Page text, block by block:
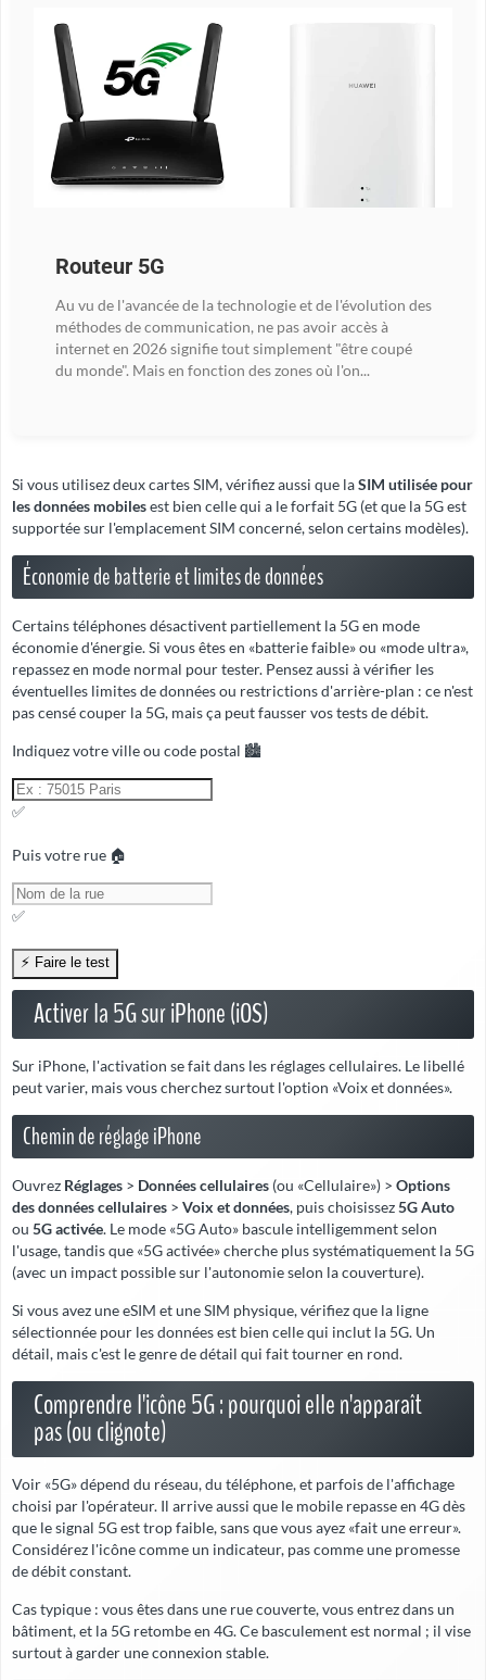
Routeur 5G
Au vu de l'avancée de la technologie et de l'évolution des
méthodes de communication, ne pas avoir accès à
internet en 2026 signifie tout simplement "être coupé
du monde". Mais en fonction des zones où l'on...
Si vous utilisez deux cartes SIM, vérifiez aussi que laSIM utilisée pour
les données mobilesest bien celle qui a le forfait 5G (et que la 5G est
supportée sur l'emplacement SIM concerné, selon certains modèles).
Économie de batterie et limites de données
Certains téléphones désactivent partiellement la 5G en mode
économie d'énergie. Si vous êtes en «batterie faible» ou «mode ultra»,
repassez en mode normal pour tester. Pensez aussi à vérifier les
éventuelles limites de données ou restrictions d'arrière-plan : ce n'est
pas censé couper la 5G, mais ça peut fausser vos tests de débit.
Indiquez votre ville ou code postal 🏙️
✅
Puis votre rue 🏠
✅
Activer la 5G sur iPhone (iOS)
Sur iPhone, l'activation se fait dans les réglages cellulaires. Le libellé
peut varier, mais vous cherchez surtout l'option «Voix et données».
Chemin de réglage iPhone
Ouvrez Réglages > Données cellulaires (ou «Cellulaire») > Options
des données cellulaires > Voix et données, puis choisissez5G Auto
ou 5G activée. Le mode «5G Auto» bascule intelligemment selon
l'usage, tandis que «5G activée» cherche plus systématiquement la 5G
(avec un impact possible sur l'autonomie selon la couverture).
Si vous avez une eSIM et une SIM physique, vérifiez que la ligne
sélectionnée pour les données est bien celle qui inclut la 5G. Un
détail, mais c'est le genre de détail qui fait tourner en rond.
Comprendre l'icône 5G : pourquoi elle n'apparaît
pas (ou clignote)
Voir «5G» dépend du réseau, du téléphone, et parfois de l'affichage
choisi par l'opérateur. Il arrive aussi que le mobile repasse en 4G dès
que le signal 5G est trop faible, sans que vous ayez «fait une erreur».
Considérez l'icône comme un indicateur, pas comme une promesse
de débit constant.
Cas typique : vous êtes dans une rue couverte, vous entrez dans un
bâtiment, et la 5G retombe en 4G. Ce basculement est normal ; il vise
surtout à garder une connexion stable.